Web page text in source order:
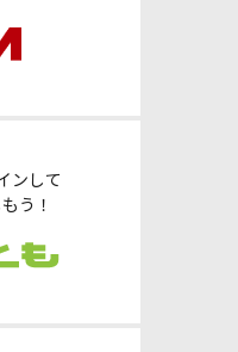
ンして
う！